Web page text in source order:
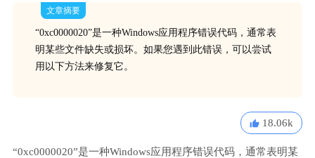
文章摘要
“0xc0000020”是一种Windows应用程序错误代码，通常表
明某些文件缺失或损坏。如果您遇到此错误，可以尝试
用以下方法来修复它。
18.06k
“0xc0000020”是一种Windows应用程序错误代码，通常表明某